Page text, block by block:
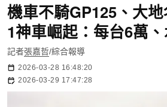
機車不騎GP125、大
1神車崛起：每台6萬
記者張嘉哲/綜合報導
2026-03-28 16:48:20
2026-03-29 17:47:28